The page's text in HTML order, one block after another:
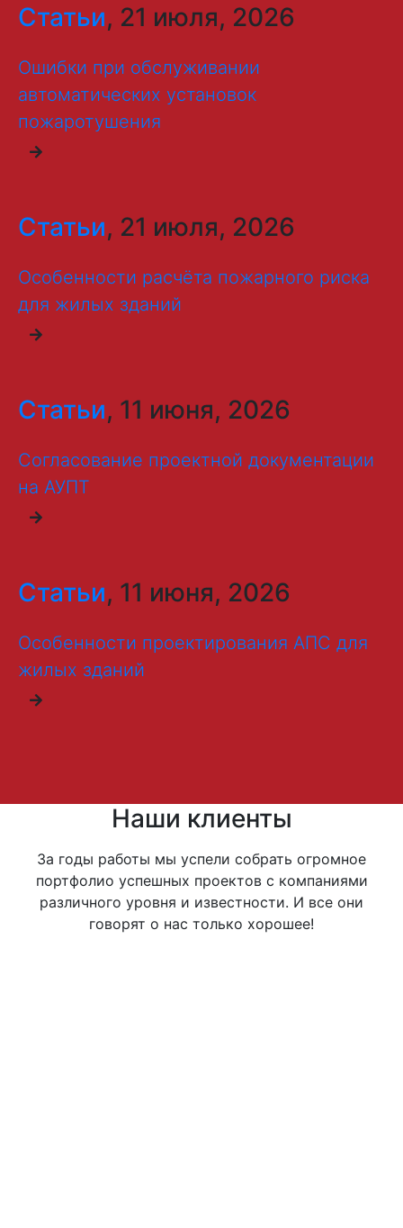
Статьи, 21 июля, 2026
Ошибки при обслуживании
автоматических установок
пожаротушения
Статьи, 21 июля, 2026
Особенности расчёта пожарного риска
для жилых зданий
Статьи, 11 июня, 2026
Согласование проектной документации
на АУПТ
Статьи, 11 июня, 2026
Особенности проектирования АПС для
жилых зданий
Наши клиенты
За годы работы мы успели собрать огромное
портфолио успешных проектов с компаниями
различного уровня и известности. И все они
говорят о нас только хорошее!